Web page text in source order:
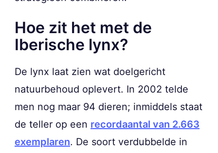
Hoe zit het met de
Iberische lynx?
De lynx laat zien wat doelgericht
natuurbehoud oplevert. In 2002 telde
men nog maar 94 dieren; inmiddels staat
de teller op een recordaantal van 2.663
exemplaren. De soort verdubbelde in